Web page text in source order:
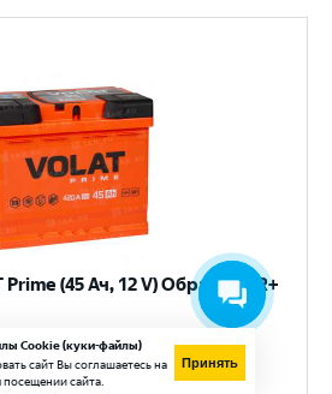
(45 Ач, 12 V) Обратная, R+
Cookie (куки-файлы)
сайт Вы соглашаетесь на
сайта.
Принять